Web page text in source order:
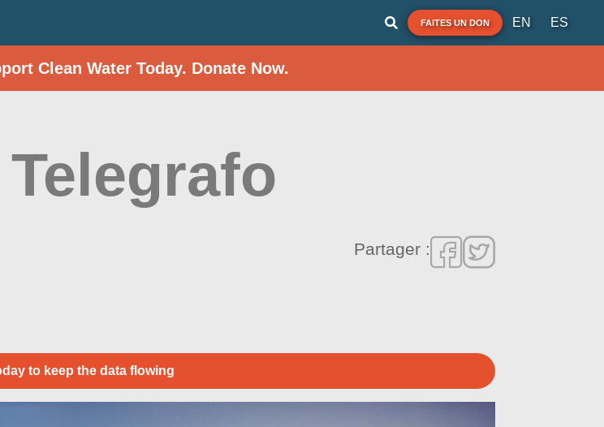
FAITES UN DON EN ES
Clean Water Today. Donate Now.
Partager :
to keep the data flowing